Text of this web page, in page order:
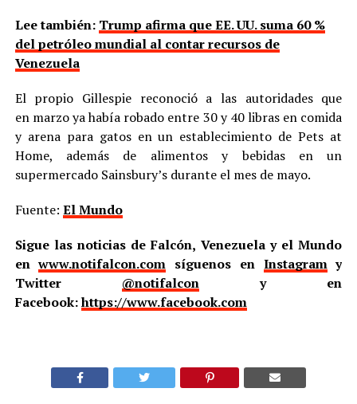
Lee también: Trump afirma que EE. UU. suma 60 %
del petróleo mundial al contar recursos de
Venezuela
El propio Gillespie reconoció a las autoridades que
en marzo ya había robado entre 30 y 40 libras en comida
y arena para gatos en un establecimiento de Pets at
Home, además de alimentos y bebidas en un
supermercado Sainsbury’s durante el mes de mayo.
Fuente: El Mundo
Sigue las noticias de Falcón, Venezuela y el Mundo
enwww.notifalcon.com síguenos en Instagramy
Twitter @notifalcony en
Facebook:https://www.facebook.com